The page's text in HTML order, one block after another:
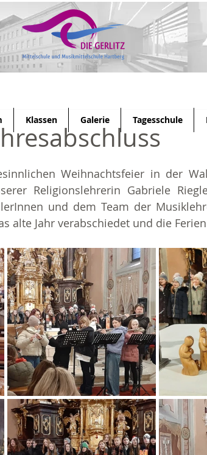
Weihnachtsfeier in der
Religionslehrerin Gabriele
und dem Team der
alte Jahr verabschiedet und die
Klassen Galerie Tagesschule